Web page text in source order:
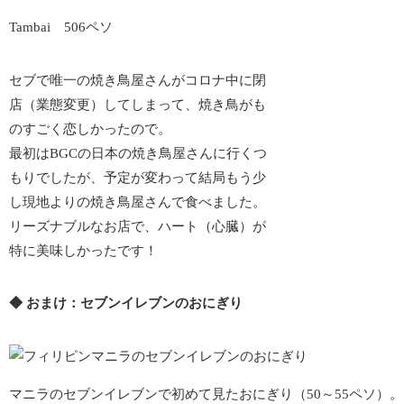
Tambai 506ペソ
セブで唯一の焼き鳥屋さんがコロナ中に閉
店（業態変更）してしまって、焼き鳥がも
のすごく恋しかったので。
最初はBGCの日本の焼き鳥屋さんに行くつ
もりでしたが、予定が変わって結局もう少
し現地よりの焼き鳥屋さんで食べました。
リーズナブルなお店で、ハート（心臓）が
特に美味しかったです！
◆ おまけ：セブンイレブンのおにぎり
マニラのセブンイレブンで初めて見たおにぎり（50～55ペソ）